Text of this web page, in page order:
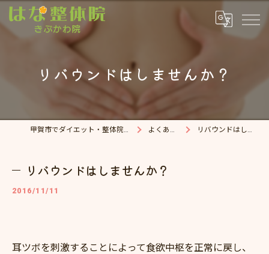
リバウンドはしませんか？
甲賀市でダイエット・整体院ならはな整体院 よくある質問 リバウンドはしませんか？
リバウンドはしませんか？
2016/11/11
耳ツボを刺激することによって食欲中枢を正常に戻し、